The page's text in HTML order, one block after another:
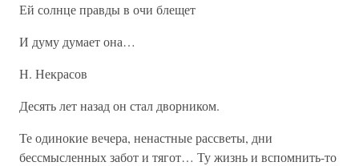
Ей солнце правды в очи блещет
И думу думает она…
Н. Некрасов
Десять лет назад он стал дворником.
Те одинокие вечера, ненастные рассветы, дни
бессмысленных забот и тягот… Ту жизнь и вспомнить-то